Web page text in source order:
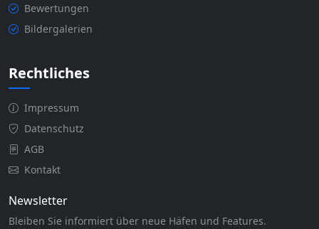
Bewertungen
Bildergalerien
Rechtliches
Impressum
Datenschutz
AGB
Kontakt
Newsletter
Bleiben Sie informiert über neue Häfen und Features.